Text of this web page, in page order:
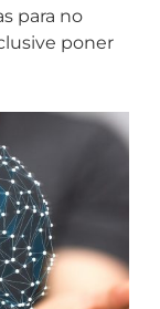
para no
poner